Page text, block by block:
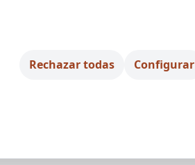
Rechazar todas Configurar